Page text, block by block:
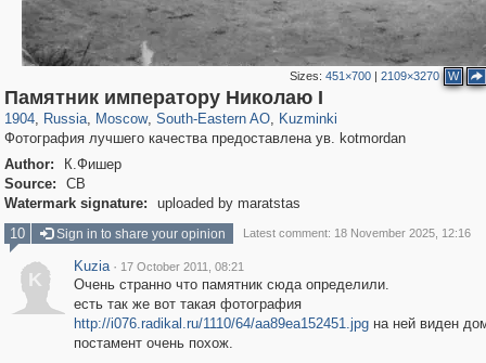
Sizes: 451×700| 2109×3270 W
Памятник императору Николаю I
1904, Russia
1,406,506 29,243
, Moscow
319,780 8,286
, South-Eastern AO
11,379 197
, Kuzminki
1,133 31
Фотография лучшего качества предоставлена ув. kotmordan
Author:
К.Фишер
Source:
СВ
Watermark signature:
uploaded by maratstas
10
Sign in to share your opinion Latest comment: 18 November 2025, 12:16
K
Kuzia · 17 October 2011, 08:21
Очень странно что памятник сюда определили.
есть так же вот такая фотография
http://i076.radikal.ru/1110/64/aa89ea152451.jpgна ней виден
постамент очень похож.